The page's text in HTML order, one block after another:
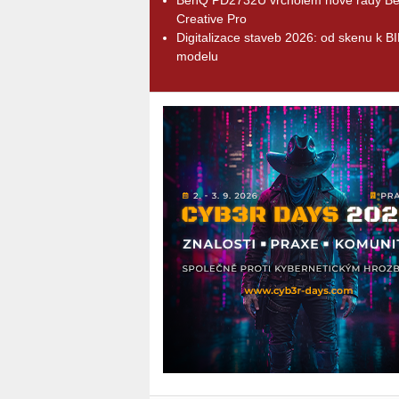
Creative Pro
Digitalizace staveb 2026: od skenu k
modelu